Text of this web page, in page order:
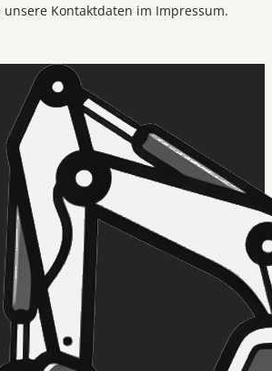
unsere Kontaktdaten im Impressum.